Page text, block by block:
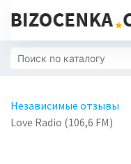
Независимые отзывы
Love Radio (106,6 FM)